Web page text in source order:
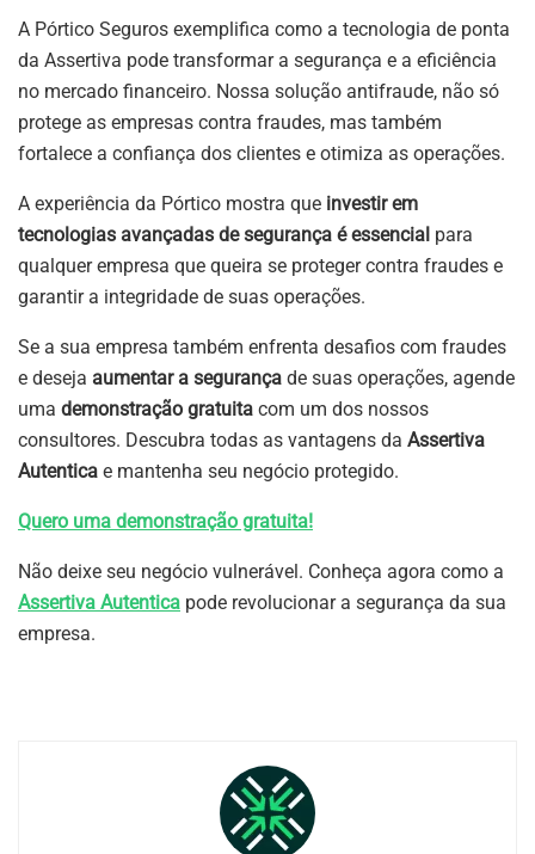
A Pórtico Seguros exemplifica como a tecnologia de ponta
da Assertiva pode transformar a segurança e a eficiência
no mercado financeiro. Nossa solução antifraude, não só
protege as empresas contra fraudes, mas também
fortalece a confiança dos clientes e otimiza as operações.
A experiência da Pórtico mostra que investir em
tecnologias avançadas de segurança é essencial para
qualquer empresa que queira se proteger contra fraudes e
garantir a integridade de suas operações.
Se a sua empresa também enfrenta desafios com fraudes
e deseja aumentar a segurança de suas operações, agende
uma demonstração gratuita com um dos nossos
consultores. Descubra todas as vantagens da Assertiva
Autentica e mantenha seu negócio protegido.
Quero uma demonstração gratuita!
Não deixe seu negócio vulnerável. Conheça agora como a
Assertiva Autentica pode revolucionar a segurança da sua
empresa.